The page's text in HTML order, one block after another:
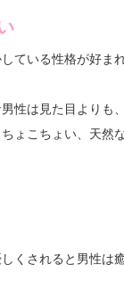
ている性格が好まれ
性は見た目よりも
ょこちょい、天然
くされると男性は